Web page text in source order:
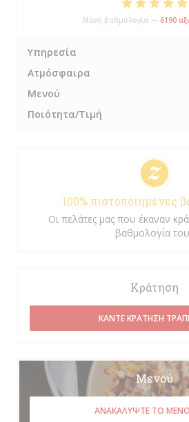
Μέση βαθμολογία — 6190
Υπηρεσία
Ατμόσφαιρα
Μενού
Ποιότητα/Τιμή
100% πιστοποιημένες
Οι πελάτες μας που έκαναν
βαθμολογία
Κράτηση
ΚΆΝΤΕ ΚΡΆΤΗΣΗ
Μενού
ΑΝΑΚΑΛΎΨΤΕ ΤΟ